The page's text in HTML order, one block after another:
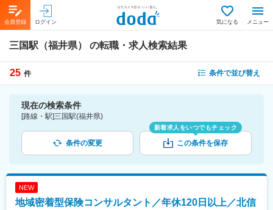
会員登録 ログイン 気になる メニュー
三国駅（福井県） の転職・求人検索結果
25 件 条件で並び替え
現在の検索条件
[路線・駅]三国駅(福井県)
条件の変更
新着求人をいつでもチェック
この条件を保存
NEW
地域密着型保険コンサルタント／年休120日以上／北信